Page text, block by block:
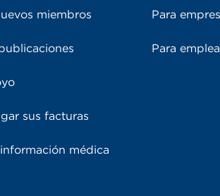
miembros
sus facturas
médica
Para
Para